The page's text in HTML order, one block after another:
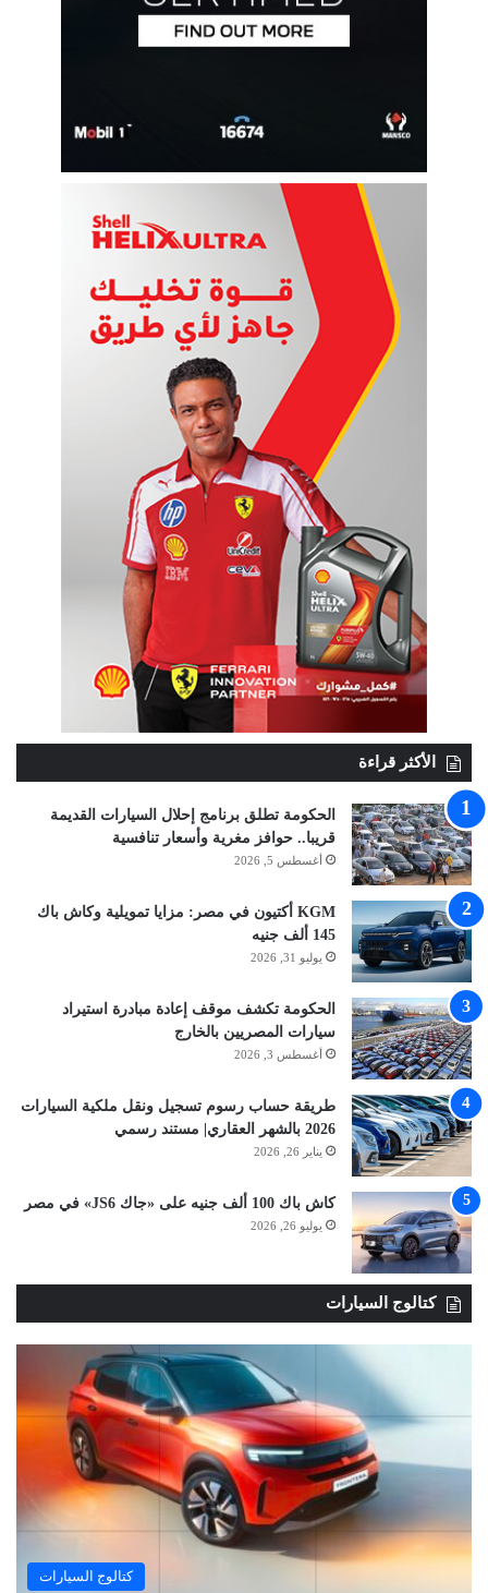
الأكثر قراءة
الحكومة تطلق برنامج إحلال السيارات القديمة
قريبا.. حوافز مغرية وأسعار تنافسية
أغسطس 5, 2026
KGM أكتيون في مصر: مزايا تمويلية وكاش باك
145 ألف جنيه
يوليو 31, 2026
الحكومة تكشف موقف إعادة مبادرة استيراد
سيارات المصريين بالخارج
أغسطس 3, 2026
طريقة حساب رسوم تسجيل ونقل ملكية السيارات
2026 بالشهر العقاري| مستند رسمي
يناير 26, 2026
كاش باك 100 ألف جنيه على «جاك JS6» في مصر
يوليو 26, 2026
كتالوج السيارات
كتالوج السيارات